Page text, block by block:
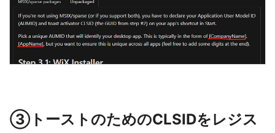
③トーストのためのCLSIDをレジス